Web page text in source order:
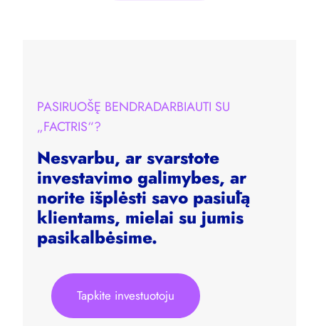
PASIRUOŠĘ BENDRADARBIAUTI SU
„FACTRIS“?
Nesvarbu, ar svarstote
investavimo galimybes, ar
norite išplėsti savo pasiūlą
klientams, mielai su jumis
pasikalbėsime.
Tapkite investuotoju